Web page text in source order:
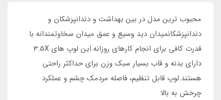
محبوب ترین مدل در بین بهداشت و دندانپزشکان و
دندانپزشکانمیدان دید وسیع و عمق میدان سخاوتمندانه با
قدرت کافی برای انجام کارهای روزانه.این لوپ های 3.5X
دارای بدنه و قاب بسیار سبک وزن برای حداکثر راحتی
هستند.لوپ قابل تنظیم، فاصله مردمک چشم و عملکرد
چرخش به بالا